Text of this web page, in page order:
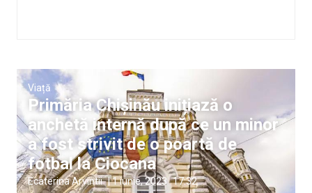
Viață
Primăria Chișinău inițiază o
anchetă internă după ce un minor
a fost strivit de o poartă de
fotbal la Ciocana
Ecaterina Arvintii |1 iunie, 2023 17:32